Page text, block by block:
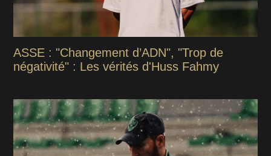
ASSE : "Changement d’ADN", "Trop de
négativité" : Les vérités d'Huss Fahmy